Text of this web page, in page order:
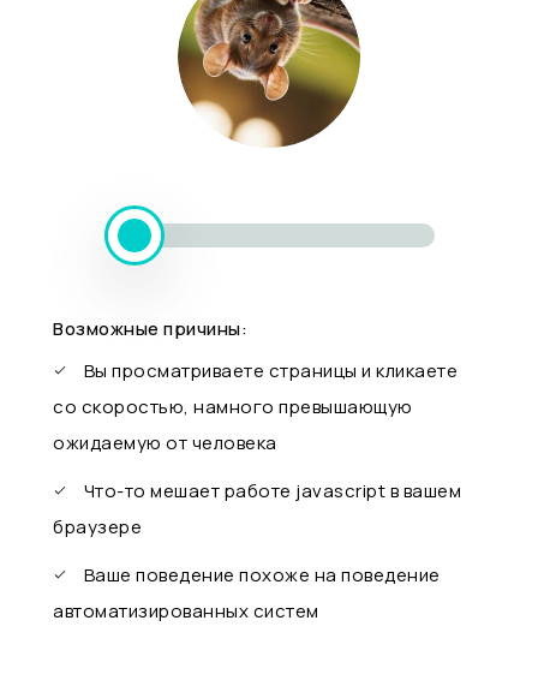
Возможные причины:
Вы просматриваете страницы и кликаете
со скоростью, намного превышающую
ожидаемую от человека
Что-то мешает работе javascript в вашем
браузере
Ваше поведение похоже на поведение
автоматизированных систем